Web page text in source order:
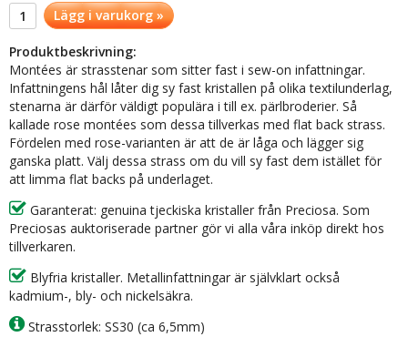
Lägg i varukorg »
Produktbeskrivning:
Montées är strasstenar som sitter fast i sew-on infattningar.
Infattningens hål låter dig sy fast kristallen på olika textilunderlag,
stenarna är därför väldigt populära i till ex. pärlbroderier. Så
kallade rose montées som dessa tillverkas med flat back strass.
Fördelen med rose-varianten är att de är låga och lägger sig
ganska platt. Välj dessa strass om du vill sy fast dem istället för
att limma flat backs på underlaget.
Garanterat: genuina tjeckiska kristaller från Preciosa. Som
Preciosas auktoriserade partner gör vi alla våra inköp direkt hos
tillverkaren.
Blyfria kristaller. Metallinfattningar är självklart också
kadmium-, bly- och nickelsäkra.
Strasstorlek: SS30 (ca 6,5mm)